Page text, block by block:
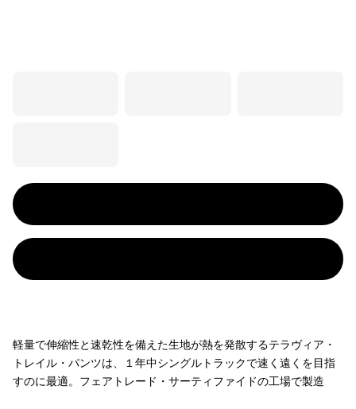
軽量で伸縮性と速乾性を備えた生地が熱を発散するテラヴィア・
トレイル・パンツは、１年中シングルトラックで速く遠くを目指
すのに最適。フェアトレード・サーティファイドの工場で製造